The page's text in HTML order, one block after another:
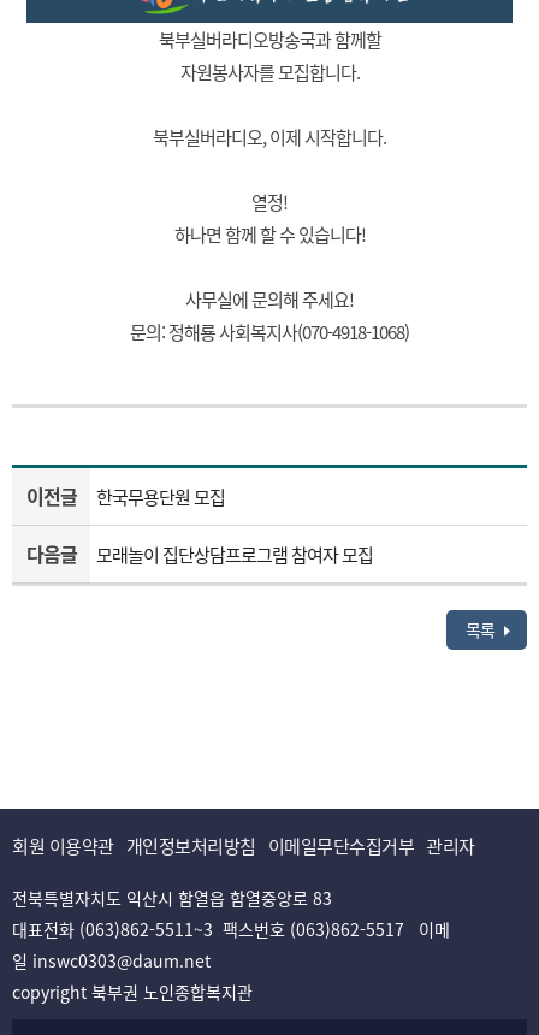
북부실버라디오방송국과 함께할
자원봉사자를 모집합니다.
북부실버라디오, 이제 시작합니다.
열정!
하나면 함께 할 수 있습니다!
사무실에 문의해 주세요!
문의: 정해룡 사회복지사(070-4918-1068)
이전글 한국무용단원 모집
다음글 모래놀이 집단상담프로그램 참여자 모집
목록
회원 이용약관 개인정보처리방침 이메일무단수집거부 관리자
전북특별자치도 익산시 함열읍 함열중앙로 83
대표전화 (063)862-5511~3 팩스번호 (063)862-5517 이메
일 inswc0303@daum.net
copyright 북부권 노인종합복지관